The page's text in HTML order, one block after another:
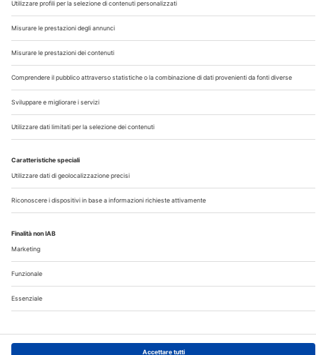
Privacy
©2026 Edra S.p.a | www.edraspa.it | P.iva 08056040960
| Tel. 02/881841 | Sede legale: Viale Enrico Forlanini 21 -
20134 Milano (Italy)
5/05/2022